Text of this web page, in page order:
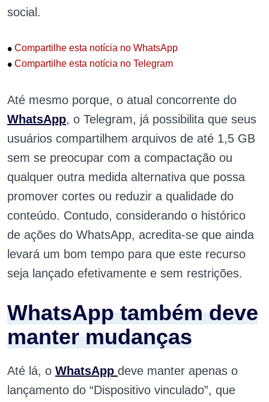
social.
• Compartilhe esta notícia no WhatsApp
• Compartilhe esta notícia no Telegram
Até mesmo porque, o atual concorrente do
WhatsApp, o Telegram, já possibilita que seus
usuários compartilhem arquivos de até 1,5 GB
sem se preocupar com a compactação ou
qualquer outra medida alternativa que possa
promover cortes ou reduzir a qualidade do
conteúdo. Contudo, considerando o histórico
de ações do WhatsApp, acredita-se que ainda
levará um bom tempo para que este recurso
seja lançado efetivamente e sem restrições.
WhatsApp também deve
manter mudanças
Até lá, o WhatsApp deve manter apenas o
lançamento do “Dispositivo vinculado”, que